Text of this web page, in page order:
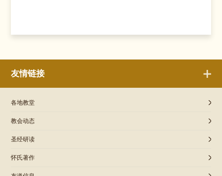
友情链接
各地教堂
教会动态
圣经研读
怀氏著作